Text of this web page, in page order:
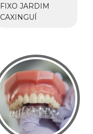
FIXO JARDIM
CAXINGUÍ